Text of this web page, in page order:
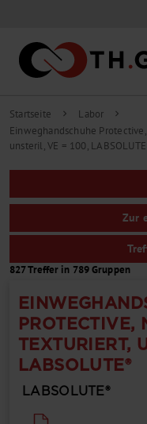
Startseite chevron_right Labor chevron_right
Einweghandschuhe
unsteril, VE = 100,
Zur
827 Treffer in 789 Gruppen
PROTECTIVE,
EXTURIERT,
ABSOLUTE®
LABSOLUTE®